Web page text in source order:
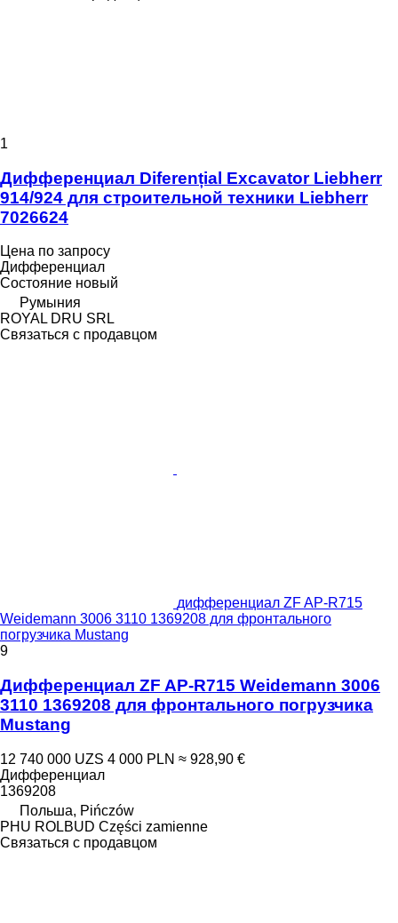
1
Дифференциал Diferențial Excavator Liebherr
914/924 для строительной техники Liebherr
7026624
Цена по запросу
Дифференциал
Состояние новый
Румыния
ROYAL DRU SRL
Связаться с продавцом
дифференциал ZF AP-R715
Weidemann 3006 3110 1369208 для фронтального
погрузчика Mustang
9
Дифференциал ZF AP-R715 Weidemann 3006
3110 1369208 для фронтального погрузчика
Mustang
12 740 000 UZS 4 000 PLN ≈ 928,90 €
Дифференциал
1369208
Польша, Pińczów
PHU ROLBUD Części zamienne
Связаться с продавцом